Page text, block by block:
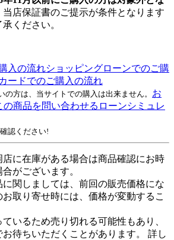
当店保証書のご提示が条件となります
ください。
入の流れショッピングローンでのご購
ードでのご購入の流れ
の方は、当サイトでの購入は出来ません。 お
の商品を問い合わせる ローンシミュレ
認ください!
に在庫がある場合は商品確認にお時
がございます。
関しましては、前回の販売価格にな
お取り寄せ時には、価格が変動するこ
いるため売り切れる可能性もあり、
待ちいただくことがあります。 詳し